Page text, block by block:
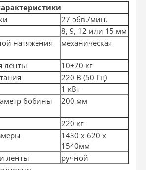
27 обв./мин.
8, 9, 12 или 15 мм
натяжения
механическая
ленты
10÷70 кг
220 В (50 Гц)
1 кВт
бобины
200 мм
220 кг
1430 х 620 х
1540мм
ленты
ручной